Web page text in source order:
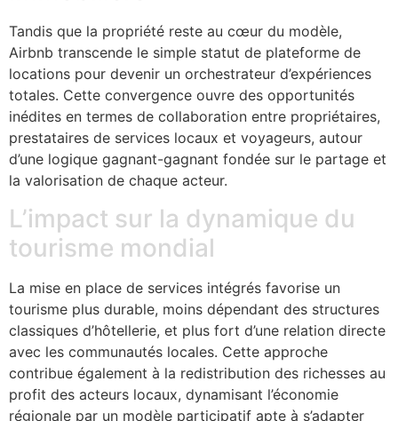
Tandis que la propriété reste au cœur du modèle,
Airbnb transcende le simple statut de plateforme de
locations pour devenir un orchestrateur d’expériences
totales. Cette convergence ouvre des opportunités
inédites en termes de collaboration entre propriétaires,
prestataires de services locaux et voyageurs, autour
d’une logique gagnant-gagnant fondée sur le partage et
la valorisation de chaque acteur.
L’impact sur la dynamique du
tourisme mondial
La mise en place de services intégrés favorise un
tourisme plus durable, moins dépendant des structures
classiques d’hôtellerie, et plus fort d’une relation directe
avec les communautés locales. Cette approche
contribue également à la redistribution des richesses au
profit des acteurs locaux, dynamisant l’économie
régionale par un modèle participatif apte à s’adapter